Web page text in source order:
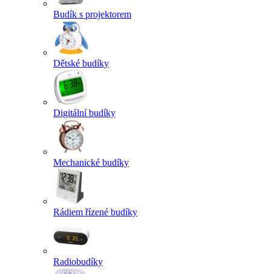
Budík s projektorem
Dětské budíky
Digitální budíky
Mechanické budíky
Rádiem řízené budíky
Radiobudíky